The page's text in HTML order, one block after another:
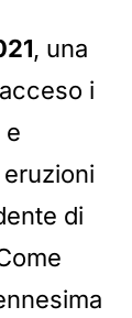
, una
i
e
di